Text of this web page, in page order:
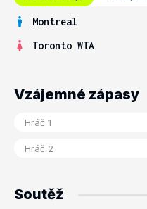
Montreal
Toronto WTA
Vzájemné zápasy
Soutěž